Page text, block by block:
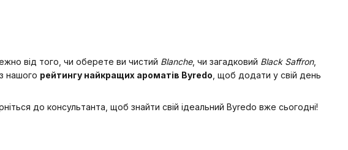
від того, чи оберете ви чистий Blanche, чи загадковий Black Saffron,
нашого рейтингу найкращих ароматів Byredo , щоб додати у свій день
до консультанта, щоб знайти свій ідеальний Byredo вже сьогодні!